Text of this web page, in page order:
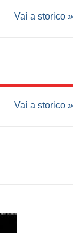
Vai a storico »
Vai a storico »